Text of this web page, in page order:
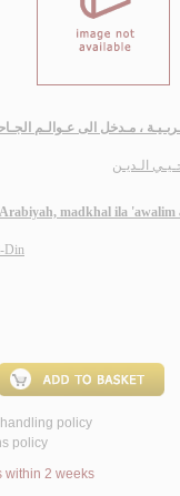
، مـدخل الى عـوالـم
الـديـن
madkhal ila 'awalim
Din
policy
policy
within 2 weeks